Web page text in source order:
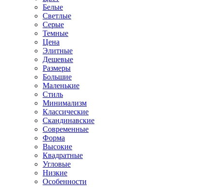
Белые
Светлые
Серые
Темные
Цена
Элитные
Дешевые
Размеры
Большие
Маленькие
Стиль
Минимализм
Классические
Скандинавские
Современные
Форма
Высокие
Квадратные
Угловые
Низкие
Особенности